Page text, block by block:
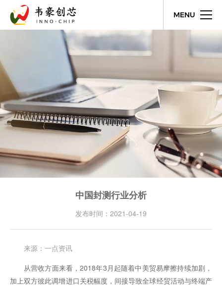
MENU
中国封测行业分析
发布时间：2021-04-19
来源：一点资讯
从营收方面来看，2018年3月起随着中美贸易摩擦持续加剧，
加上双方彼此调增进口关税幅度，间接导致全球经贸活动与终端产